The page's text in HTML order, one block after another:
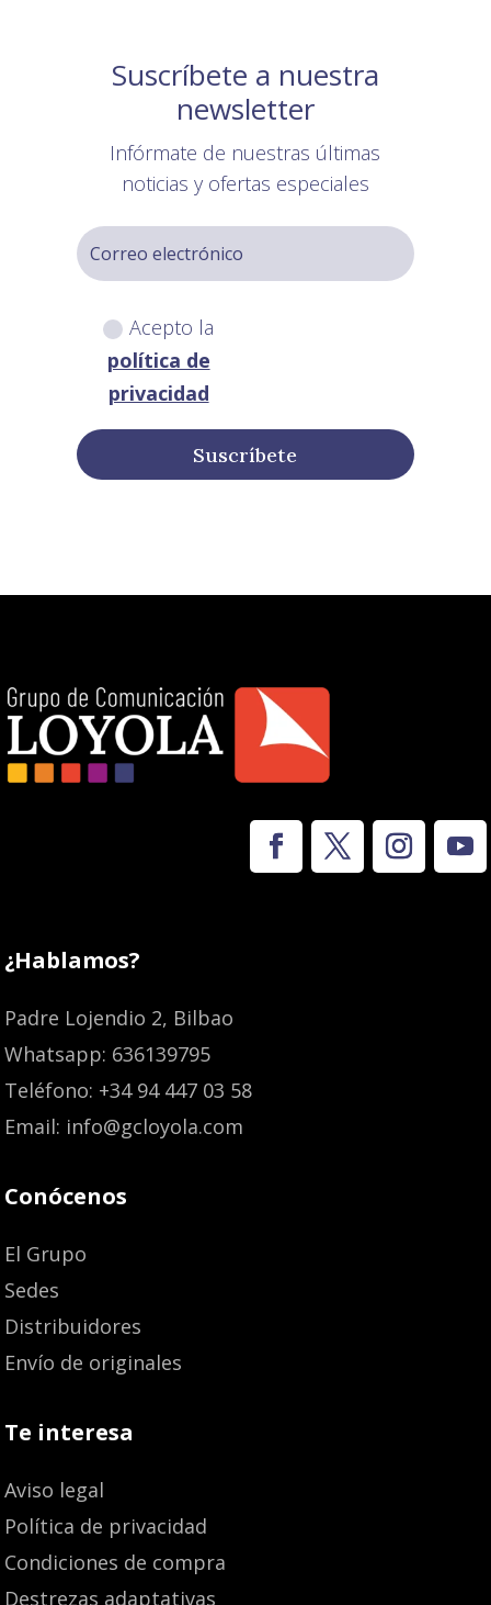
Suscríbete a nuestra
newsletter
Infórmate de nuestras últimas
noticias y ofertas especiales
Acepto la
política de
privacidad
Suscríbete
¿Hablamos?
Padre Lojendio 2, Bilbao
Whatsapp: 636139795
Teléfono: +34 94 447 03 58
Email: info@gcloyola.com
Conócenos
El Grupo
Sedes
Distribuidores
Envío de originales
Te interesa
Aviso legal
Política de privacidad
Condiciones de compra
Destrezas adaptativas